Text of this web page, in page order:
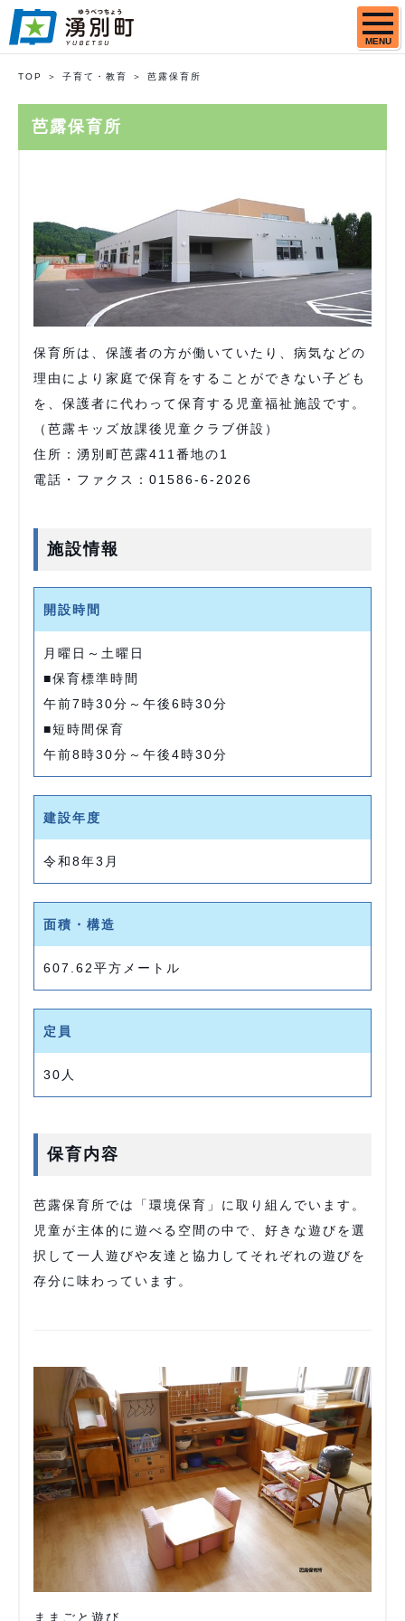
MENU
TOP 子育て・教育 芭露保育所
芭露保育所
保育所は、保護者の方が働いていたり、病気などの
理由により家庭で保育をすることができない子ども
を、保護者に代わって保育する児童福祉施設です。
（芭露キッズ放課後児童クラブ併設）
住所：湧別町芭露411番地の1
電話・ファクス：01586-6-2026
施設情報
開設時間
月曜日～土曜日
■保育標準時間
午前7時30分～午後6時30分
■短時間保育
午前8時30分～午後4時30分
建設年度
令和8年3月
面積・構造
607.62平方メートル
定員
30人
保育内容
芭露保育所では「環境保育」に取り組んでいます。
児童が主体的に遊べる空間の中で、好きな遊びを選
択して一人遊びや友達と協力してそれぞれの遊びを
存分に味わっています。
ままごと遊び